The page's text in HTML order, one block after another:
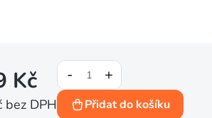
Kč
bez DPH Přidat do košíku